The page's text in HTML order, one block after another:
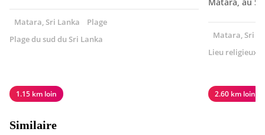
Matara, Sri Lanka
Plage
Plage du sud du Sri Lanka
1.15 km loin
Matara, Sri
Lieu religieux
2.60 km loin
Similaire